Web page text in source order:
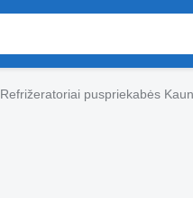
Refrižeratoriai puspriekabės